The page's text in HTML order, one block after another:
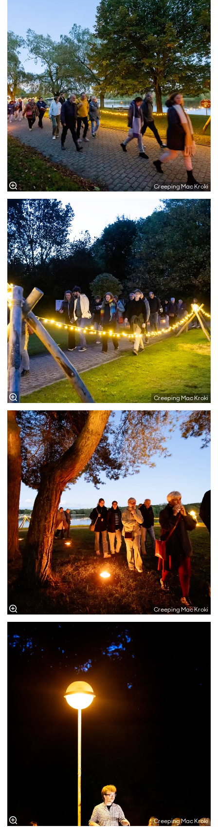
Creeping Mac Kroki
Creeping Mac Kroki
Creeping Mac Kroki
Creeping Mac Kroki